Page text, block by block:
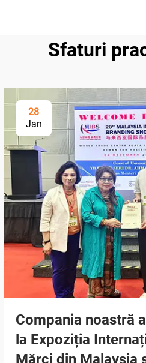
Sfaturi
28
Jan
Compania noastră
la Expoziția
Mărci din Malaysia